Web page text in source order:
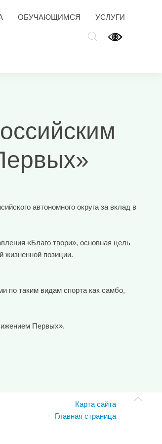
ОБУЧАЮЩИМСЯ УСЛУГИ
автономного округа за вклад в
«Благо твори», основная цель
жизненной позиции.
по таким видам спорта как самбо,
Первых».
Карта сайта
Главная страница